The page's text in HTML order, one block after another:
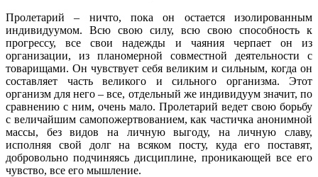
Пролетарий – ничто, пока он остается изолированным
индивидуумом. Всю свою силу, всю свою способность к
прогрессу, все свои надежды и чаяния черпает он из
организации, из планомерной совместной деятельности с
товарищами. Он чувствует себя великим и сильным, когда он
составляет часть великого и сильного организма. Этот
организм для него – все, отдельный же индивидуум значит, по
сравнению с ним, очень мало. Пролетарий ведет свою борьбу
с величайшим самопожертвованием, как частичка анонимной
массы, без видов на личную выгоду, на личную славу,
исполняя свой долг на всяком посту, куда его поставят,
добровольно подчиняясь дисциплине, проникающей все его
чувство, все его мышление.